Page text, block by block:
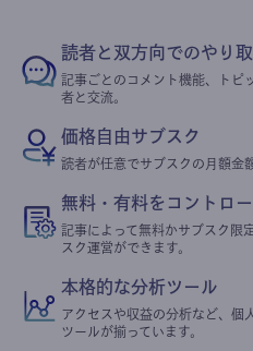
読者と双方向でのやり取
記事ごとのコメント機能、トピ
者と交流。
価格自由サブスク
読者が任意でサブスクの月額金
無料・有料をコントロ
記事によって無料かサブスク限
スク運営ができます。
本格的な分析ツール
アクセスや収益の分析など、個
ツールが揃っています。